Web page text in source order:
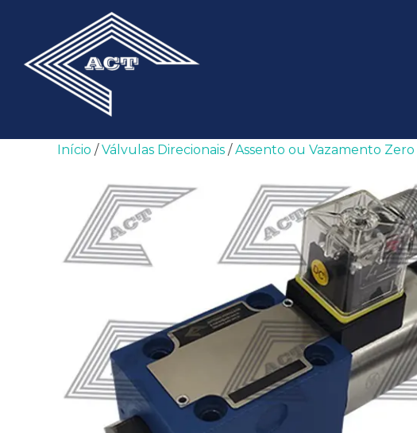
conteúdo
Início /Válvulas Direcionais /Assento ou Vazamento Zero